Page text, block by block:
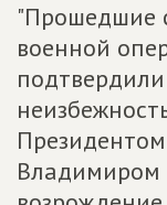
"Прошедшие
военной
Владимиром